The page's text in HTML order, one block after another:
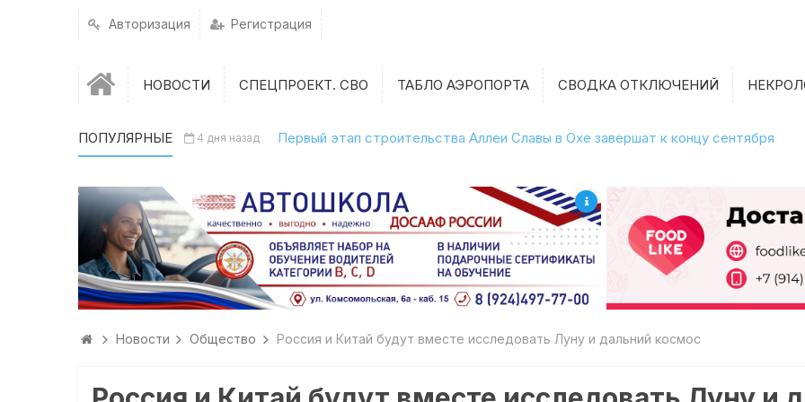
Авторизация Регистрация
НОВОСТИ СПЕЦПРОЕКТ. СВО ТАБЛО АЭРОПОРТА СВОДКА ОТКЛЮЧЕНИЙ
ПОПУЛЯРНЫЕ 4 дня назад Первый этап строительства Аллеи Славы в Охе завершат к концу сентября
Новости Общество Россия и Китай будут вместе исследовать Луну и дальний космос